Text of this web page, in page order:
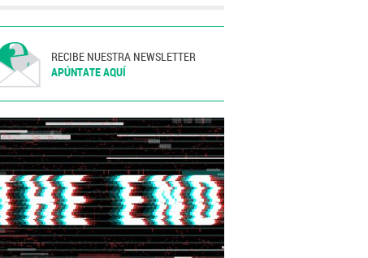
RECIBE NUESTRA NEWSLETTER
APÚNTATE AQUÍ